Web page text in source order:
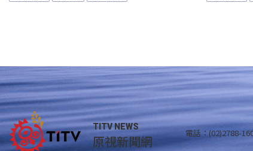
TITV NEWS
原視新聞網 電話：(02)2788-